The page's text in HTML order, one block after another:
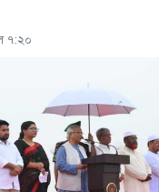
৭:২০